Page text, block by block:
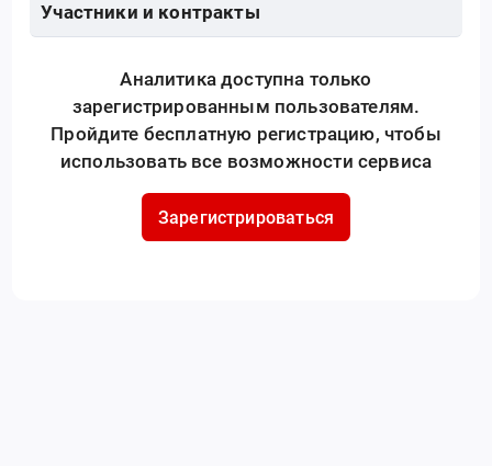
Участники и контракты
Аналитика доступна только
зарегистрированным пользователям.
Пройдите бесплатную регистрацию, чтобы
использовать все возможности сервиса
Зарегистрироваться